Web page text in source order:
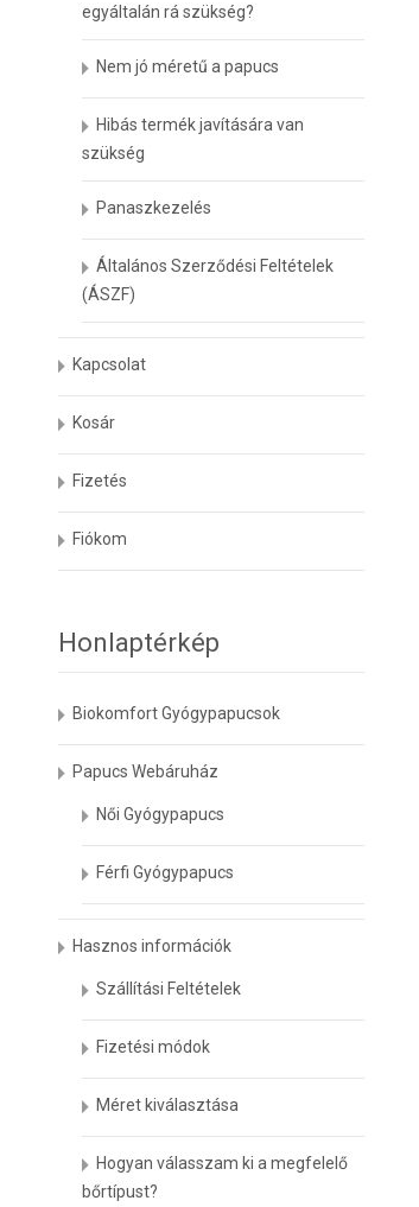
egyáltalán rá szükség?
Nem jó méretű a papucs
Hibás termék javítására van
szükség
Panaszkezelés
Általános Szerződési Feltételek
(ÁSZF)
Kapcsolat
Kosár
Fizetés
Fiókom
Honlaptérkép
Biokomfort Gyógypapucsok
Papucs Webáruház
Női Gyógypapucs
Férfi Gyógypapucs
Hasznos információk
Szállítási Feltételek
Fizetési módok
Méret kiválasztása
Hogyan válasszam ki a megfelelő
bőrtípust?